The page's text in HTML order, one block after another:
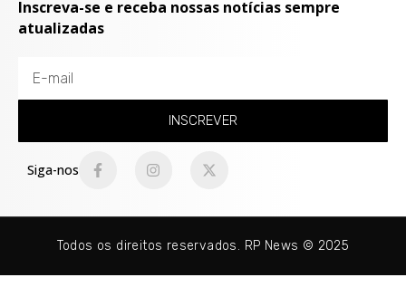
Inscreva-se e receba nossas notícias sempre
atualizadas
INSCREVER
Siga-nos
Todos os direitos reservados. RP News © 2025